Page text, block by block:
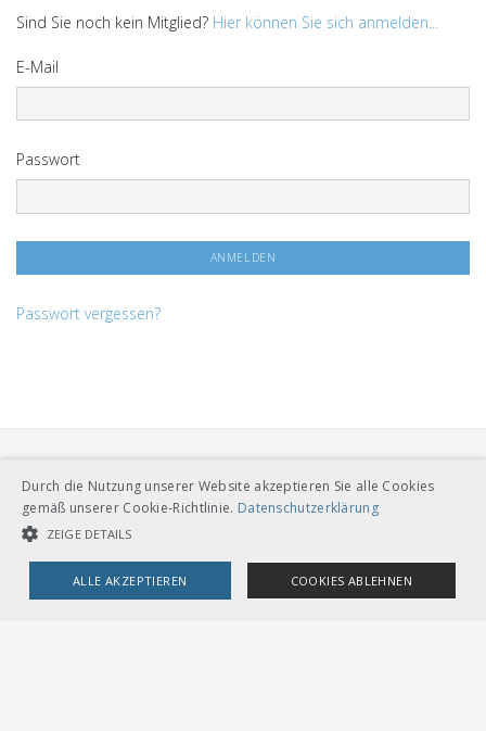
Sind Sie noch kein Mitglied? Hier können Sie sich anmelden...
E-Mail
Passwort
Passwort vergessen?
VERBAND ÖFFENTLICHER VERKEHR
Dählhölzliweg 12
CH-3005 Bern
Durch die Nutzung unserer Website akzeptieren Sie alle Cookies
gemäß unserer Cookie-Richtlinie. Datenschutzerklärung
ZEIGE DETAILS
ALLE AKZEPTIEREN COOKIES ABLEHNEN